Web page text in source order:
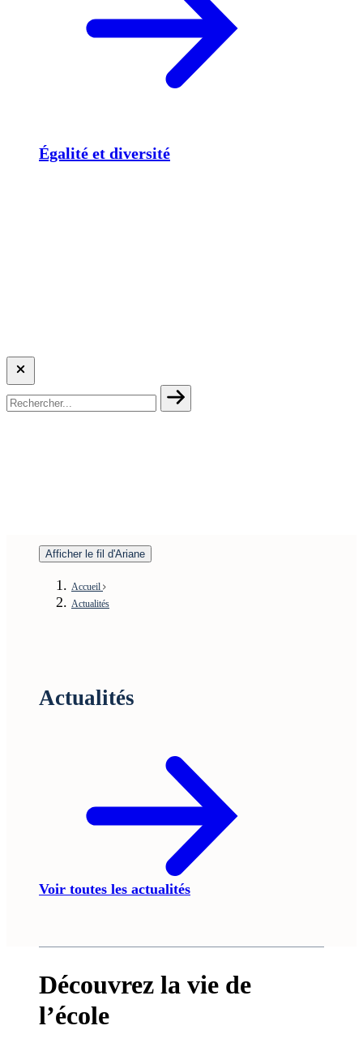
Égalité et diversité
Afficher le fil d'Ariane
Accueil
Actualités
Actualités
Voir toutes les actualités
Découvrez la vie de
l’école